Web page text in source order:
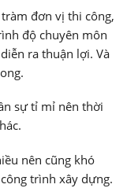
đơn vị thi công,
độ chuyên môn
ra thuận lợi. Và
sự tỉ mỉ nên thời
nên cũng khó
trình xây dựng.